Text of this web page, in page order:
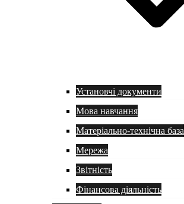
Установчі документи
Мова навчання
Матеріально-технічна база
Мережа
Звітність
Фінансова діяльність